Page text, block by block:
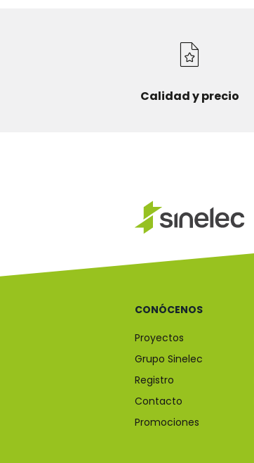
Calidad y precio
CONÓCENOS
Proyectos
Grupo Sinelec
Registro
Contacto
Promociones